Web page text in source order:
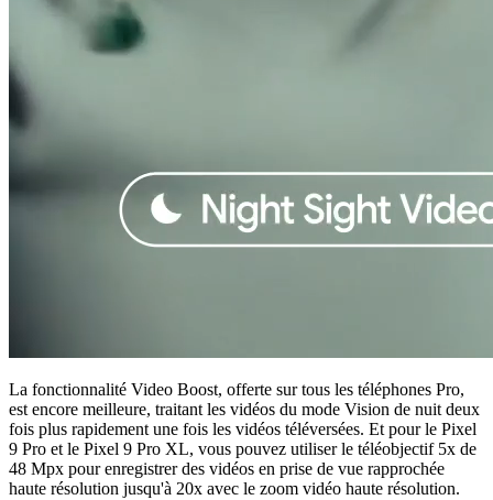
La fonctionnalité Video Boost, offerte sur tous les téléphones Pro,
est encore meilleure, traitant les vidéos du mode Vision de nuit deux
fois plus rapidement une fois les vidéos téléversées. Et pour le Pixel
9 Pro et le Pixel 9 Pro XL, vous pouvez utiliser le téléobjectif 5x de
48 Mpx pour enregistrer des vidéos en prise de vue rapprochée
haute résolution jusqu'à 20x avec le zoom vidéo haute résolution.